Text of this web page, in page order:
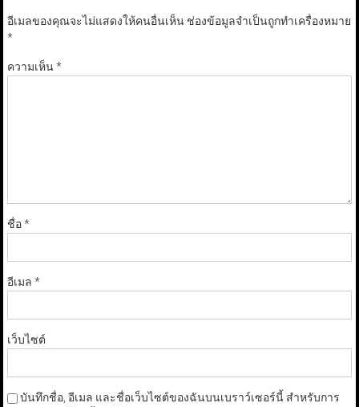
อีเมลของคุณจะไม่แสดงให้คนอื่นเห็น ช่องข้อมูลจำเป็นถูกทำเครื่องหมาย
*
ความเห็น*
ชื่อ*
อีเมล *
เว็บไซต์
บันทึกชื่อ, อีเมล และชื่อเว็บไซต์ของฉันบนเบราว์เซอร์นี้ สำหรับการ